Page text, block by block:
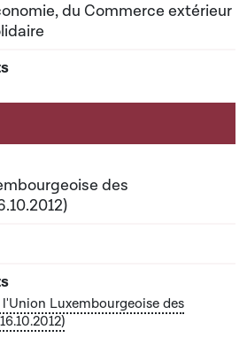
du Commerce extérieur
des
Luxembourgeoise des